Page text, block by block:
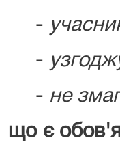
-
-
- не
що є